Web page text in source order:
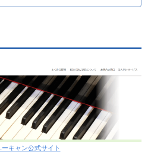
ーキャン公式サイト